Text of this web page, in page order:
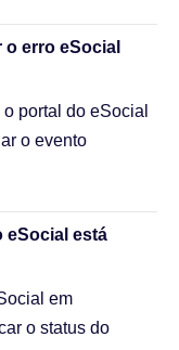
erro eSocial
portal do eSocial
o evento
eSocial está
em
o status do